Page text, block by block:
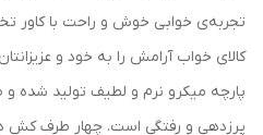
تجربه‌ی خوابی خوش و راحت با کاور
کالای خواب آرامش را به خود و
پارچه میکرو نرم و لطیف تولید
پرزدهی و رفتگی است. چهار طرف کش